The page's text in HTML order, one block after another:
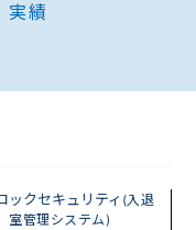
実績
ックセキュリティ (入退
室管理システム)